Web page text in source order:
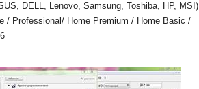
ASUS, DELL, Lenovo, Samsung, Toshiba, HP, MSI)
/ Professional/ Home Premium / Home Basic /